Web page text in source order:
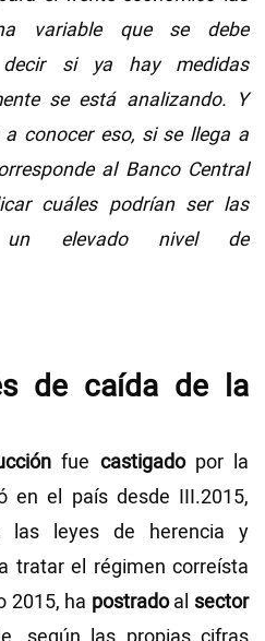
variable que se debe
si ya hay medidas
se está analizando. Y
conocer eso, si se llega a
al Banco Central
cuáles podrían ser las
un elevado nivel de
de caída de la
fue castigadopor la
en el país desde III.2015,
las leyes de herencia y
tratar el régimen correísta
2015, ha postradoal sector